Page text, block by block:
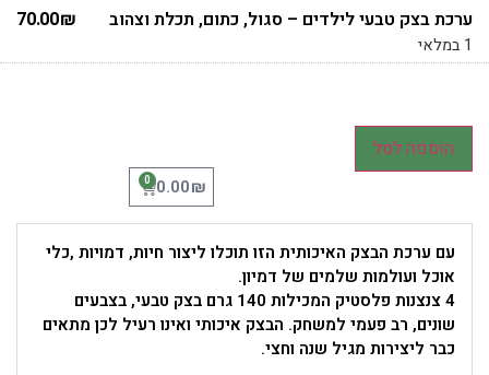
ערכת בצק טבעי לילדים – סגול, כתום, תכלת וצהוב 70.00₪
1 במלאי
הוספה לסל
0.00₪
0
עם ערכת הבצק האיכותית הזו תוכלו ליצור חיות, דמויות ,כלי
אוכל ועולמות שלמים של דמיון.
4 צנצנות פלסטיק המכילות 140 גרם בצק טבעי, בצבעים
שונים, רב פעמי למשחק. הבצק איכותי ואינו רעיל לכן מתאים
כבר ליצירות מגיל שנה וחצי.